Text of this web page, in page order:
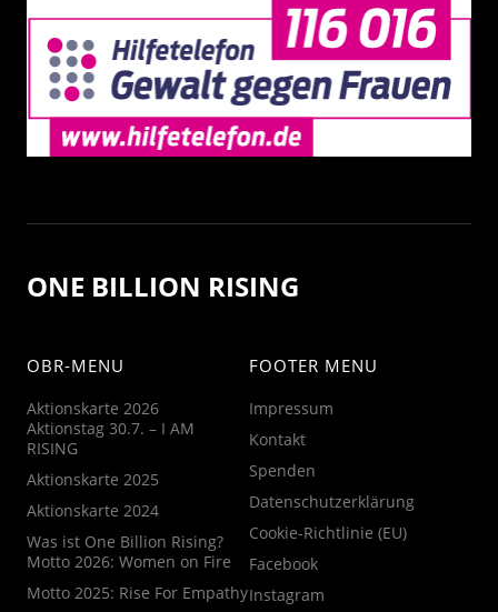
ONE BILLION RISING
OBR-MENU
Aktionskarte 2026
Aktionstag 30.7. – I AM
RISING
Aktionskarte 2025
Aktionskarte 2024
Was ist One Billion Rising?
Motto 2026: Women on Fire
Motto 2025: Rise For Empathy
FOOTER MENU
Impressum
Kontakt
Spenden
Datenschutzerklärung
Cookie-Richtlinie (EU)
Facebook
Instagram